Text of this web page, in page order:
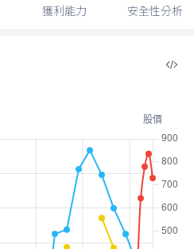
獲利能力 安全性分析